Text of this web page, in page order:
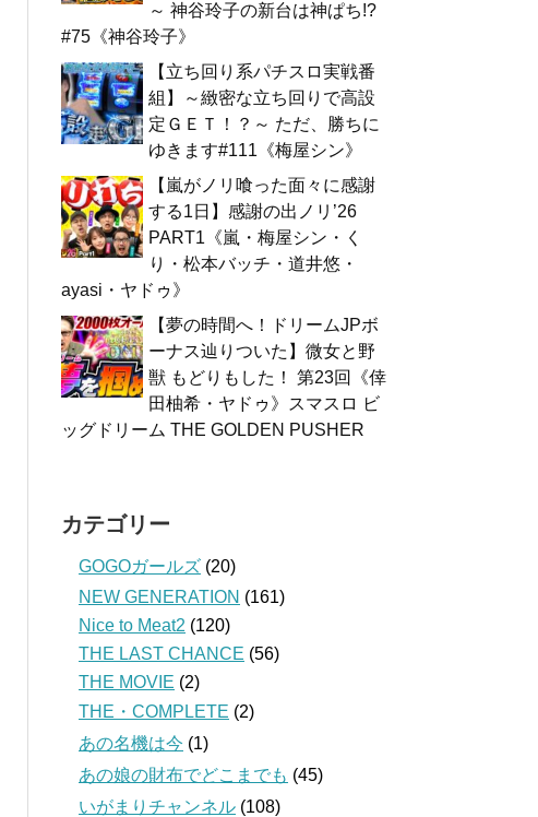
～ 神谷玲子の新台は神ぱち!?
#75《神谷玲子》
【立ち回り系パチスロ実戦番
組】～緻密な立ち回りで高設
定ＧＥＴ！？～ ただ、勝ちに
ゆきます#111《梅屋シン》
【嵐がノリ喰った面々に感謝
する1日】感謝の出ノリ’26
PART1《嵐・梅屋シン・く
り・松本バッチ・道井悠・
ayasi・ヤドゥ》
【夢の時間へ！ドリームJPボ
ーナス辿りついた】微女と野
獣 もどりもした！ 第23回《倖
田柚希・ヤドゥ》スマスロ ビ
ッグドリーム THE GOLDEN PUSHER
カテゴリー
GOGOガールズ (20)
NEW GENERATION (161)
Nice to Meat2 (120)
THE LAST CHANCE (56)
THE MOVIE (2)
THE・COMPLETE (2)
あの名機は今 (1)
あの娘の財布でどこまでも (45)
いがまりチャンネル (108)